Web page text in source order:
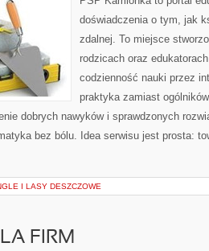
doświadczenia o tym, jak
zdalnej. To miejsce
rodzicach oraz
codzienność nauki przez
praktyka zamiast
dobrych nawyków i sprawdzonych
bez bólu. Idea serwisu jest prosta:
I LASY DESZCZOWE
FIRM